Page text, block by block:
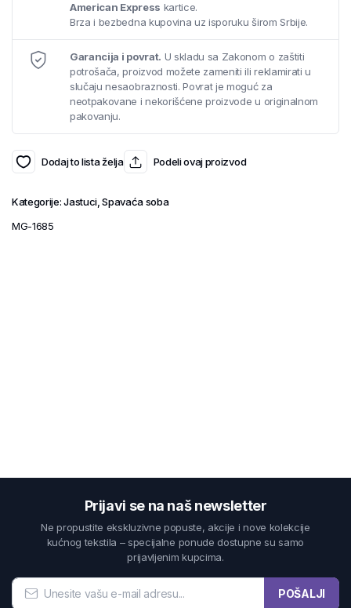
American Express kartice.
Brza i bezbedna kupovina uz isporuku širom Srbije.
Garancija i povrat. U skladu sa Zakonom o zaštiti
potrošača, proizvod možete zameniti ili reklamirati u
slučaju nesaobraznosti. Povrat je moguć za
neotpakovane i nekorišćene proizvode u originalnom
pakovanju.
Dodaj to lista želja Podeli ovaj proizvod
Kategorije:Jastuci,Spavaća soba
MG-1685
Prijavi se na naš newsletter
Ne propustite ekskluzivne popuste, akcije i nove kolekcije
kućnog tekstila – specijalne ponude dostupne su samo
prijavljenim kupcima.
POŠALJI